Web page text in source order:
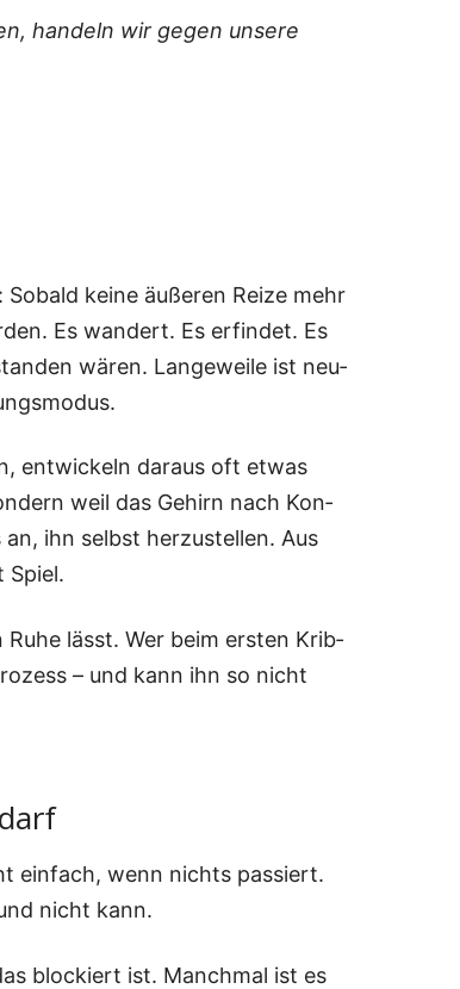
han­deln wir gegen unse­re
kei­ne äuße­ren Rei­ze mehr
Es wan­dert. Es erfin­det. Es
wären. Lan­ge­wei­le ist neu­
ent­wi­ckeln dar­aus oft etwas
weil das Gehirn nach Kon­
ihn selbst her­zu­stel­len. Aus
Spiel.
Ruhe lässt. Wer beim ers­ten Krib­
– und kann ihn so nicht
ein­fach, wenn nichts pas­siert.
nicht kann.
blo­ckiert ist. Manch­mal ist es